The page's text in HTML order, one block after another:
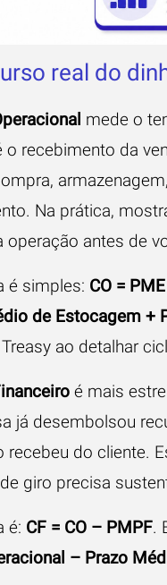
real do
mede o
o recebimento da
Na prática,
operação antes de
é simples: CO =
de Estocagem +
Treasy ao detalhar
é mais
já desembolsou
recebeu do cliente.
giro precisa
é: CF = CO – PMPF.
– Prazo